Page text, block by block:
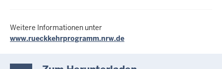
Weitere Informationen unter
www.rueckkehrprogramm.nrw.de